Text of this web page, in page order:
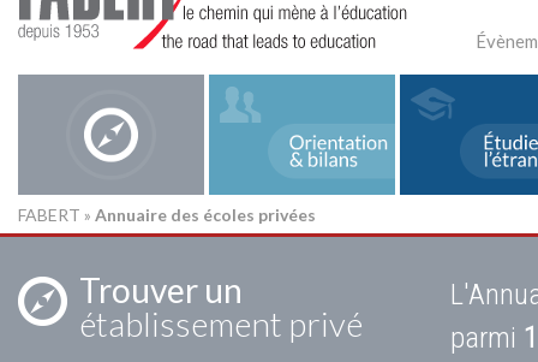
FABERT » Annuaire des écoles privées
Trouver un
établissement privé
parmi